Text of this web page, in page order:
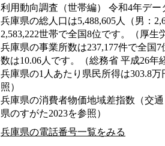
利用動向調査（世帯編） 令和4年デー
兵庫県の総人口は5,488,605人（男：
2,583,222世帯で全国8位です。（厚生
兵庫県の事業所数は237,177件で全国
数は10.06人です。（総務省 平成26年
兵庫県の1人あたり県民所得は303.8
照）
兵庫県の消費者物価地域差指数（交
県のすがた2023を参照）
兵庫県の電話番号一覧をみる